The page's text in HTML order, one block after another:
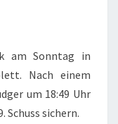
am Sonntag in
Nach einem
um 18:49 Uhr
Schuss sichern.